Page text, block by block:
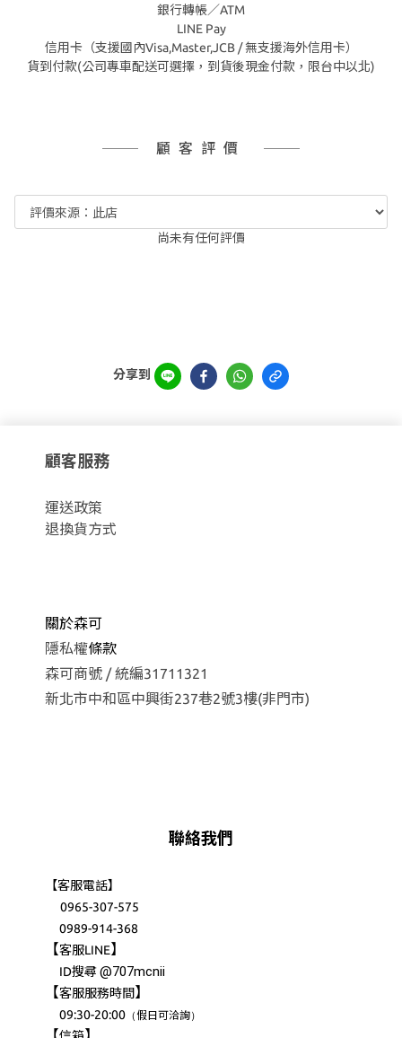
銀行轉帳／ATM
LINE Pay
信用卡（支援國內Visa,Master,JCB / 無支援海外信用卡）
貨到付款(公司專車配送可選擇，到貨後現金付款，限台中以北)
顧客評價
尚未有任何評價
分享到
顧客服務
運送政策
退換貨方式
關於森可
隱私權條款
森可商號 / 統編31711321
新北市中和區中興街237巷2號3樓(非門市)
聯絡我們
【客服電話】
0965-307-575
0989-914-368
【客服LINE】
ID搜尋@707mcnii
【客服服務時間 】
09:30-20:00 （假日可洽詢）